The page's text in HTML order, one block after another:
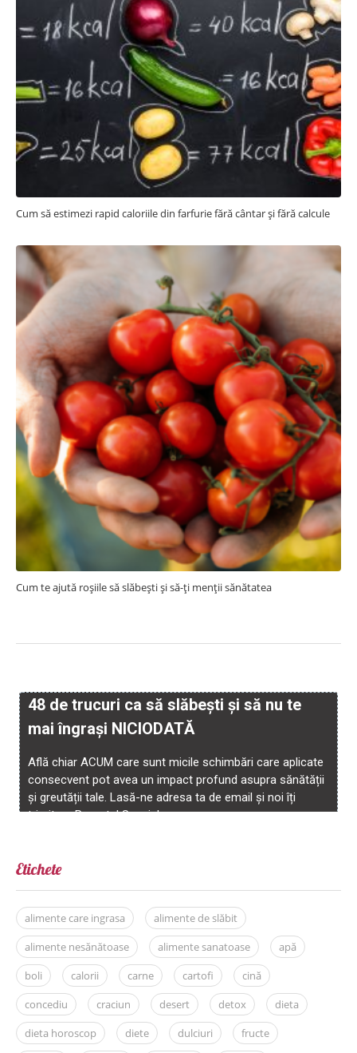
Cum să estimezi rapid caloriile din farfurie fără cântar și fără calcule
Cum te ajută roșiile să slăbești și să-ți menții sănătatea
Etichete
alimente care ingrasa
alimente de slăbit
alimente nesănătoase
alimente sanatoase
apă
boli
calorii carne cartofi
cină
concediu
craciun desert detox
dieta
dieta horoscop
diete dulciuri
fructe